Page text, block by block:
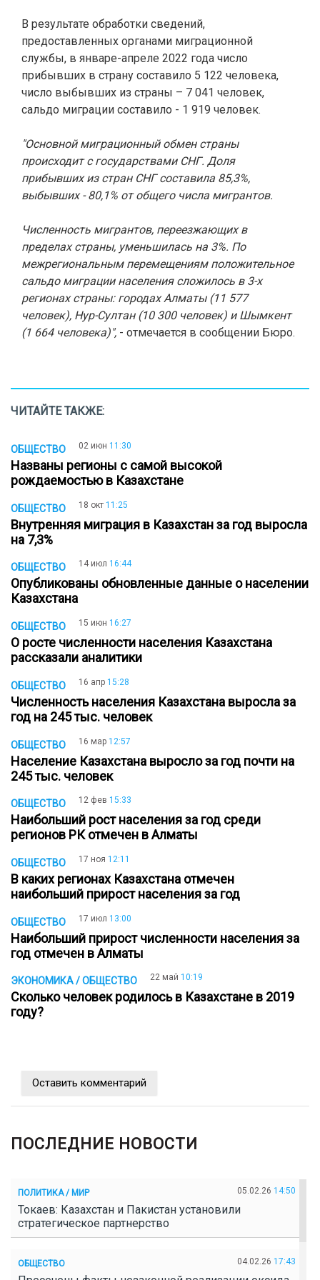
В результате обработки сведений,
предоставленных органами миграционной
службы, в январе-апреле 2022 года число
прибывших в страну составило 5 122 человека,
число выбывших из страны – 7 041 человек,
сальдо миграции составило - 1 919 человек.
"Основной миграционный обмен страны
происходит с государствами СНГ. Доля
прибывших из стран СНГ составила 85,3%,
выбывших - 80,1% от общего числа мигрантов.
Численность мигрантов, переезжающих в
пределах страны, уменьшилась на 3%. По
межрегиональным перемещениям положительное
сальдо миграции населения сложилось в 3-х
регионах страны: городах Алматы (11 577
человек), Нур-Султан (10 300 человек) и Шымкент
(1 664 человека)", - отмечается в сообщении Бюро.
ЧИТАЙТЕ ТАКЖЕ:
ОБЩЕСТВО 02 июн 11:30
Названы регионы с самой высокой
рождаемостью в Казахстане
ОБЩЕСТВО 18 окт 11:25
Внутренняя миграция в Казахстан за год выросла
на 7,3%
ОБЩЕСТВО 14 июл 16:44
Опубликованы обновленные данные о населении
Казахстана
ОБЩЕСТВО 15 июн 16:27
О росте численности населения Казахстана
рассказали аналитики
ОБЩЕСТВО 16 апр 15:28
Численность населения Казахстана выросла за
год на 245 тыс. человек
ОБЩЕСТВО 16 мар 12:57
Население Казахстана выросло за год почти на
245 тыс. человек
ОБЩЕСТВО 12 фев 15:33
Наибольший рост населения за год среди
регионов РК отмечен в Алматы
ОБЩЕСТВО 17 ноя 12:11
В каких регионах Казахстана отмечен
наибольший прирост населения за год
ОБЩЕСТВО 17 июл 13:00
Наибольший прирост численности населения за
год отмечен в Алматы
ЭКОНОМИКА / ОБЩЕСТВО 22 май 10:19
Сколько человек родилось в Казахстане в 2019
году?
Оставить комментарий
ПОСЛЕДНИЕ НОВОСТИ
ПОЛИТИКА / МИР 05.02.26 14:50
Токаев: Казахстан и Пакистан установили
стратегическое партнерство
ОБЩЕСТВО 04.02.26 17:43